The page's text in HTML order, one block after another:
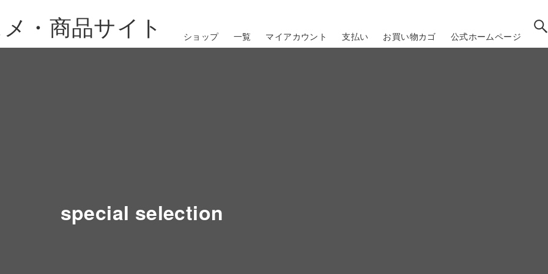
・商品サイト ショップ 一覧 マイアカウント 支払い お買い物カゴ 公式ホームページ
special selection